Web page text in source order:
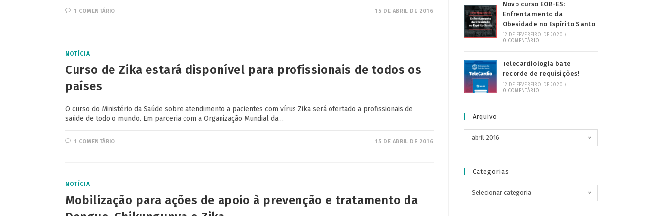
1 COMENTÁRIO 15 DE ABRIL DE 2016
NOTÍCIA
Curso de Zika estará disponível para profissionais de todos os
países
O curso do Ministério da Saúde sobre atendimento a pacientes com vírus Zika será ofertado a profissionais de
saúde de todo o mundo. Em parceria com a Organização Mundial da…
1 COMENTÁRIO 15 DE ABRIL DE 2016
NOTÍCIA
Mobilização para ações de apoio à prevenção e tratamento da
Novo curso EOB-ES:
Enfrentamento da
Obesidade no Espírito Santo
12 DE FEVEREIRO DE 2020 /
0 COMENTÁRIO
Telecardiologia bate
recorde de requisições!
12 DE FEVEREIRO DE 2020 /
0 COMENTÁRIO
Arquivo
abril 2016
Categorias
Selecionar categoria